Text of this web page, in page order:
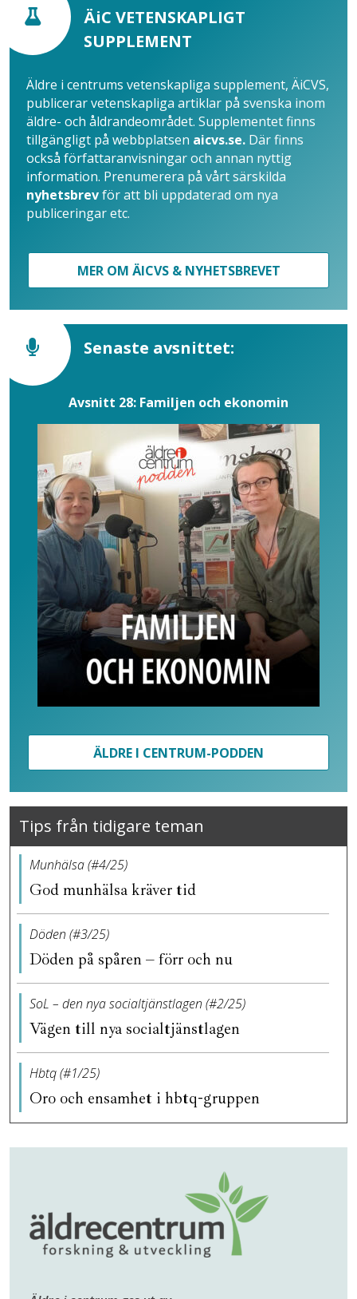
ÄiC VETENSKAPLIGT
SUPPLEMENT
Äldre i centrums vetenskapliga supplement, ÄiCVS,
publicerar vetenskapliga artiklar på svenska inom
äldre- och åldrandeområdet. Supplementet finns
tillgängligt på webbplatsen aicvs.se. Där finns
också författaranvisningar och annan nyttig
information. Prenumerera på vårt särskilda
nyhetsbrevför att bli uppdaterad om nya
publiceringar etc.
MER OM ÄICVS & NYHETSBREVET
Senaste avsnittet:
Avsnitt 28: Familjen och ekonomin
ÄLDRE I CENTRUM-PODDEN
Tips från tidigare teman
Munhälsa (#4/25)
God munhälsa kräver tid
Döden (#3/25)
Döden på spåren – förr och nu
SoL – den nya socialtjänstlagen (#2/25)
Vägen till nya socialtjänstlagen
Hbtq (#1/25)
Oro och ensamhet i hbtq-gruppen